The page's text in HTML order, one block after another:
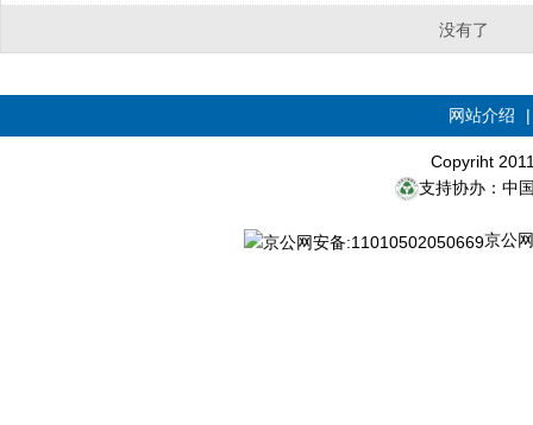
没有了
网站介绍
Copyriht
支持协办：中
京公